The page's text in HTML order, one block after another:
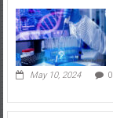
May 10, 2024 0